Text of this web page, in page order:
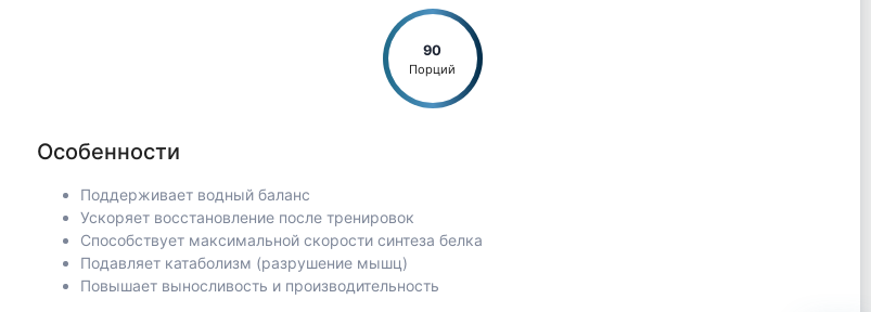
90
Порций
Особенности
Поддерживает водный баланс
Ускоряет восстановление после тренировок
Способствует максимальной скорости синтеза белка
Подавляет катаболизм (разрушение мышц)
Повышает выносливость и производительность